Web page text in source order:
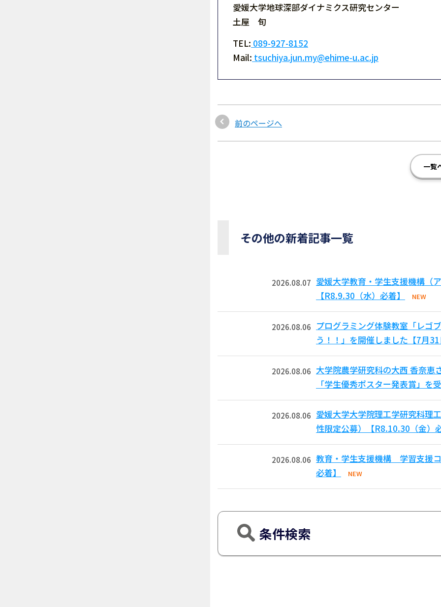
愛媛大学地球深部ダイナミクス研究センター
土屋 旬
TEL: 089-927-8152
Mail: tsuchiya.jun.my@ehime-u.ac.jp
前のページへ
一覧
その他の新着記事一覧
2026.08.07 愛媛大学教育・学生支援機構（
【R8.9.30（水）必着】
NEW
2026.08.06
プログラミング体験教室「レゴ
う！！」を開催しました【7月31
2026.08.06 大学院農学研究科の大西 香奈恵
「学生優秀ポスター発表賞」を
2026.08.06 愛媛大学大学院理工学研究科理
性限定公募）【R8.10.30（金）必
2026.08.06 教育・学生支援機構 学習支援
必着】
NEW
条件検索